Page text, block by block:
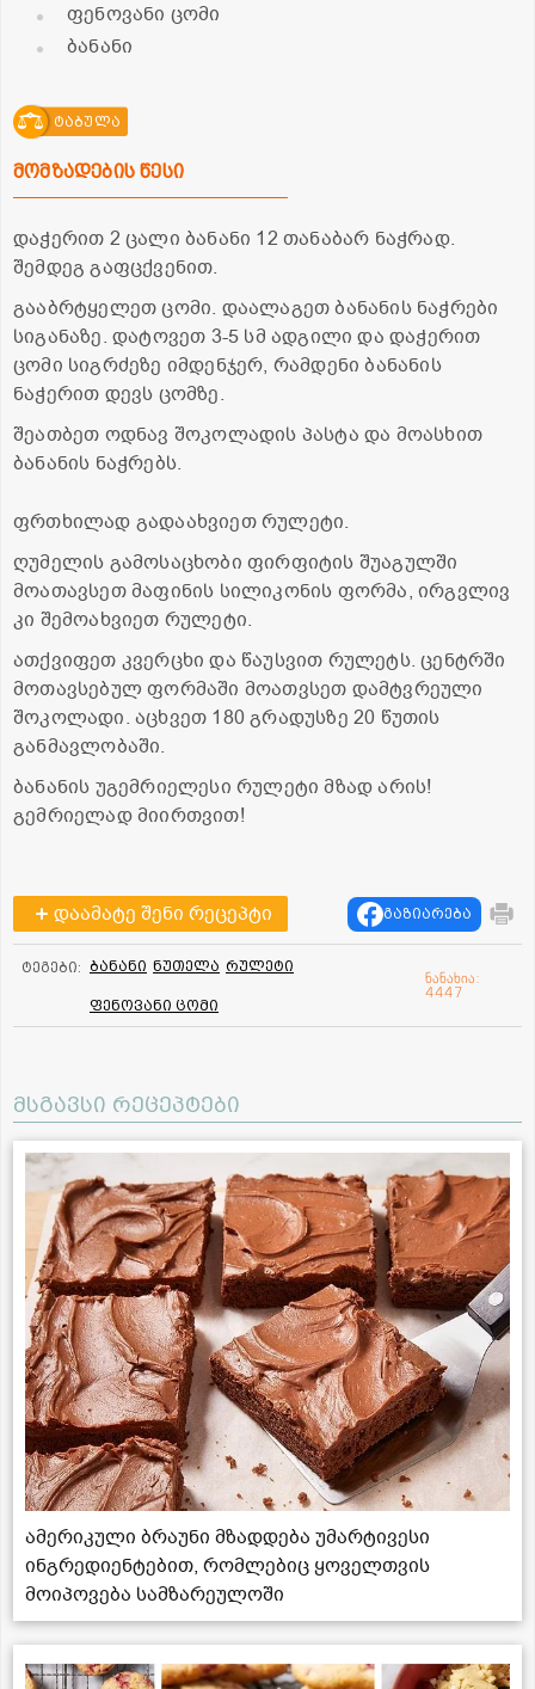
ფენოვანი ცომი
ბანანი
ტაბულა
მომზადების წესი
დაჭერით 2 ცალი ბანანი 12 თანაბარ ნაჭრად.
შემდეგ გაფცქვენით.
გააბრტყელეთ ცომი. დაალაგეთ ბანანის ნაჭრები
სიგანაზე. დატოვეთ 3-5 სმ ადგილი და დაჭერით
ცომი სიგრძეზე იმდენჯერ, რამდენი ბანანის
ნაჭერით დევს ცომზე.
შეათბეთ ოდნავ შოკოლადის პასტა და მოასხით
ბანანის ნაჭრებს.
ფრთხილად გადაახვიეთ რულეტი.
ღუმელის გამოსაცხობი ფირფიტის შუაგულში
მოათავსეთ მაფინის სილიკონის ფორმა, ირგვლივ
კი შემოახვიეთ რულეტი.
ათქვიფეთ კვერცხი და წაუსვით რულეტს. ცენტრში
მოთავსებულ ფორმაში მოათვსეთ დამტვრეული
შოკოლადი. აცხვეთ 180 გრადუსზე 20 წუთის
განმავლობაში.
ბანანის უგემრიელესი რულეტი მზად არის!
გემრიელად მიირთვით!
დაამატე შენი რეცეპტი გაზიარება
ტეგები: ბანანი ნუთელა რულეტი
ფენოვანი ცომი
ნანახია:
4447
მსგავსი რეცეპტები
ამერიკული ბრაუნი მზადდება უმარტივესი
ინგრედიენტებით, რომლებიც ყოველთვის
მოიპოვება სამზარეულოში